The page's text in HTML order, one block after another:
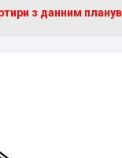
з данним